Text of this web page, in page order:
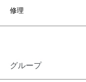
修理
グループ